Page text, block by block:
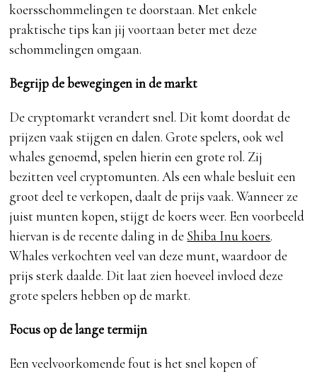
koersschommelingen te doorstaan. Met enkele
praktische tips kan jij voortaan beter met deze
schommelingen omgaan.
Begrijp de bewegingen in de markt
De cryptomarkt verandert snel. Dit komt doordat de
prijzen vaak stijgen en dalen. Grote spelers, ook wel
whales genoemd, spelen hierin een grote rol. Zij
bezitten veel cryptomunten. Als een whale besluit een
groot deel te verkopen, daalt de prijs vaak. Wanneer ze
juist munten kopen, stijgt de koers weer. Een voorbeeld
hiervan is de recente daling in de Shiba Inu koers.
Whales verkochten veel van deze munt, waardoor de
prijs sterk daalde. Dit laat zien hoeveel invloed deze
grote spelers hebben op de markt.
Focus op de lange termijn
Een veelvoorkomende fout is het snel kopen of